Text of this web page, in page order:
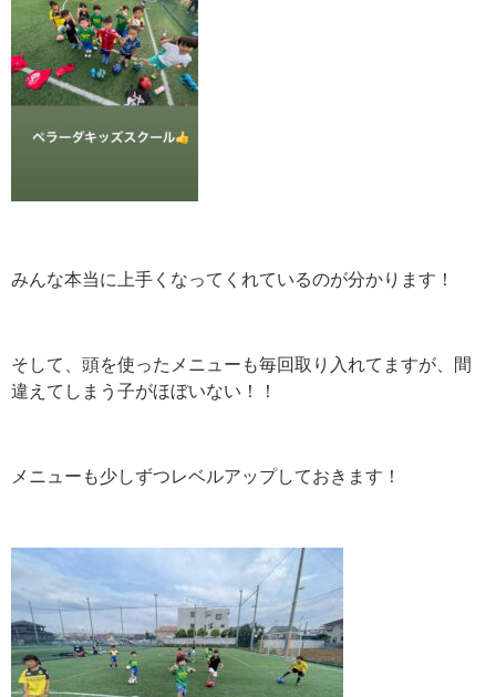
みんな本当に上手くなってくれているのが分かります！
そして、頭を使ったメニューも毎回取り入れてますが、間
違えてしまう子がほぼいない！！
メニューも少しずつレベルアップしておきます！